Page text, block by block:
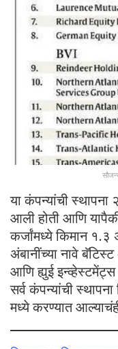
या कंपन्यांची
आली होती आणि
कर्जांमध्ये किमान १.३
अंबानींच्या नावे
आणि ह्युई
सर्व कंपन्यांची
मध्ये करण्यात